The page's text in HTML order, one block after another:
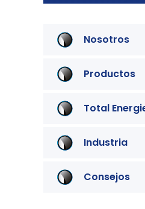
trabajar
faucibus consectetur
accumsan.
Nosotros
Productos
Total
Industria
Consejos